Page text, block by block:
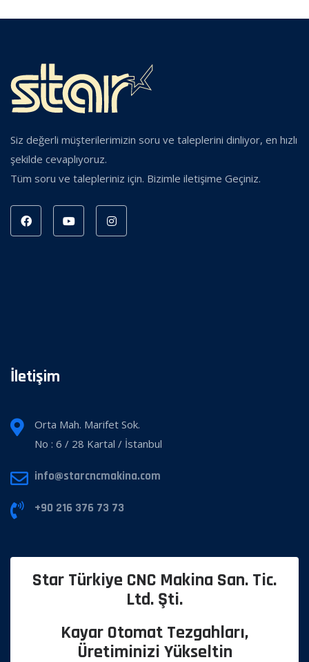
Siz değerli müşterilerimizin soru ve taleplerini dinliyor, en hızlı
şekilde cevaplıyoruz.
Tüm soru ve talepleriniz için. Bizimle iletişime Geçiniz.
İletişim
Orta Mah. Marifet Sok.
No : 6 / 28 Kartal / İstanbul
info@starcncmakina.com
+90 216 376 73 73
Star Türkiye CNC Makina San. Tic.
Ltd. Şti.
Kayar Otomat Tezgahları,
Üretiminizi Yükseltin